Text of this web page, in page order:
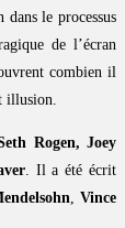
le processus
de l’écran
combien il
illusion.
Rogen, Joey
. Il a été écrit
,Vince